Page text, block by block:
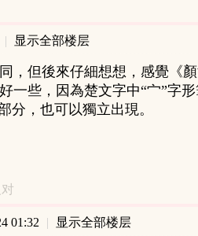
| 显示全部楼层
，但後來仔細想想，感覺《
一些，因為楚文字中“宀”字
分，也可以獨立出現。
01:32 | 显示全部楼层